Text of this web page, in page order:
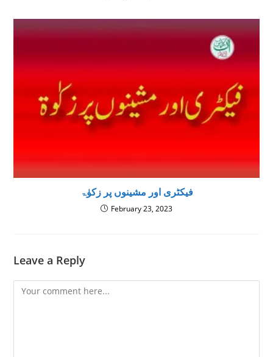
فیکٹری اور مشینوں پر زکوٰۃ
February 23, 2023
Leave a Reply
Comment